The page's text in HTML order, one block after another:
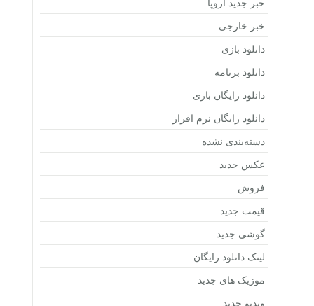
خبر خارجی
دانلود بازی
دانلود برنامه
دانلود رایگان بازی
دانلود رایگان نرم افراز
دسته‌بندی نشده
عکس جدید
فروش
قیمت جدید
گوشی جدید
لینک دانلود رایگان
موزیک های جدید
ویدیو جدید